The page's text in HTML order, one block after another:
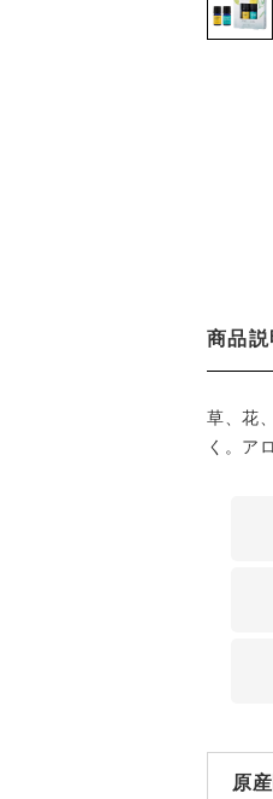
商品説
草、花
く。ア
原